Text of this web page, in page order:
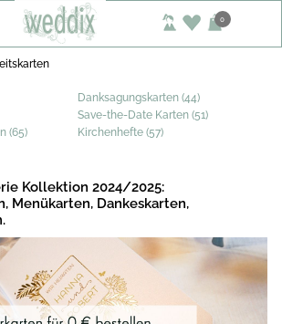
0
Danksagungskarten (44)
Save-the-Date Karten (51)
(65)
Kirchenhefte (57)
Kollektion 2024/2025:
Menükarten, Dankeskarten,